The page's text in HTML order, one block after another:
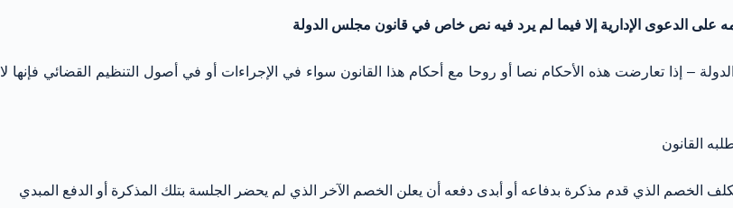
على الدعوى الإدارية إلا فيما لم يرد فيه نص خاص في قانون مجلس الدولة
– إذا تعارضت هذه الأحكام نصا أو روحا مع أحكام هذا القانون سواء في الإجراءات أو في أصول التنظيم القضائي فإنها لا
القانون
الخصم الذي قدم مذكرة بدفاعه أو أبدى دفعه أن يعلن الخصم الآخر الذي لم يحضر الجلسة بتلك المذكرة أو الدفع المبدي